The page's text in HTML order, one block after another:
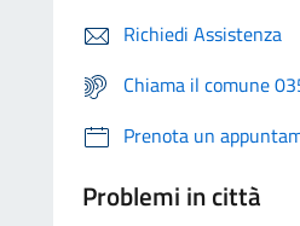
Richiedi Assistenza
Chiama il comune
Prenota un
Problemi in città